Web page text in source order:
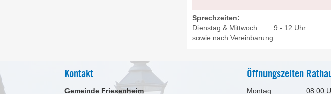
Sprechzeiten:
Dienstag & Mittwoch 9 - 12 Uhr
sowie nach Vereinbarung
Kontakt
Gemeinde Friesenheim
Öffnungszeiten
Montag 08:00